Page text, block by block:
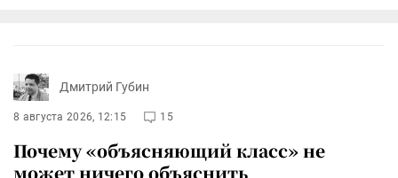
Дмитрий Губин
8 августа 2026, 12:15 15
Почему «объясняющий класс» не
может ничего объяснить